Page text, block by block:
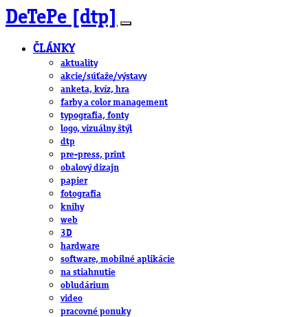
DeTePe [dtp]
ČLÁNKY
aktuality
akcie/súťaže/výstavy
anketa, kvíz, hra
farby a color management
typografia, fonty
logo, vizuálny štýl
dtp
pre-press, print
obalový dizajn
papier
fotografia
knihy
web
3D
hardware
software, mobilné aplikácie
na stiahnutie
obludárium
video
pracovné ponuky